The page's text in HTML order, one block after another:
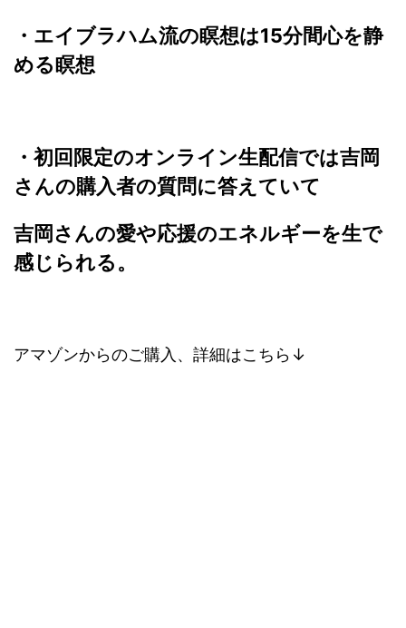
・エイブラハム流の瞑想は15分間心を静
める瞑想
・初回限定のオンライン生配信では吉岡
さんの購入者の質問に答えていて
吉岡さんの愛や応援のエネルギーを生で
感じられる。
アマゾンからのご購入、詳細はこちら↓